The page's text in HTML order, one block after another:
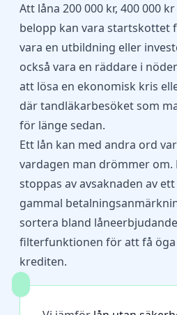
Att låna 200 000 kr, 400 000
belopp kan vara startskottet
vara en utbildning eller
också vara en räddare i
att lösa en ekonomisk kris
där tandläkarbesöket som
för länge sedan.
Ett lån kan med andra ord
vardagen man drömmer om.
stoppas av avsaknaden av
gammal
sortera bland
filterfunktionen för att få öga
krediten.